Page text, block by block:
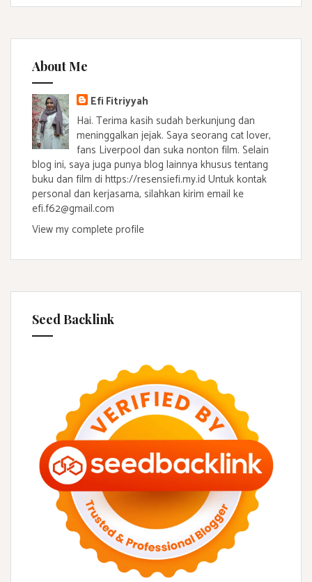
About Me
Efi Fitriyyah
Hai. Terima kasih sudah berkunjung dan
meninggalkan jejak. Saya seorang cat lover,
fans Liverpool dan suka nonton film. Selain
blog ini, saya juga punya blog lainnya khusus tentang
buku dan film di https://resensiefi.my.id Untuk kontak
personal dan kerjasama, silahkan kirim email ke
efi.f62@gmail.com
View my complete profile
Seed Backlink